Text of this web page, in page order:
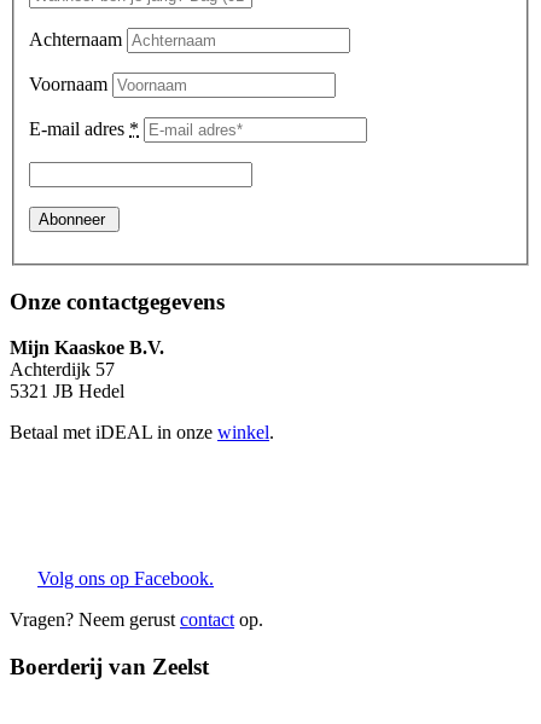
Achternaam
Voornaam
E-mail adres *
Onze contactgegevens
Mijn Kaaskoe B.V.
Achterdijk 57
5321 JB Hedel
Betaal met iDEAL in onze winkel.
Volg ons op Facebook.
Vragen? Neem gerustcontactop.
Boerderij van Zeelst